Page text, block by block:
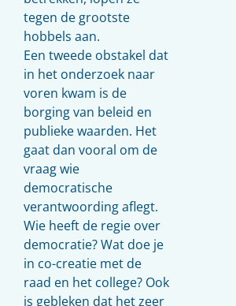
tegen de grootste
hobbels aan.
Een tweede obstakel dat
in het onderzoek naar
voren kwam is de
borging van beleid en
publieke waarden. Het
gaat dan vooral om de
vraag wie
democratische
verantwoording aflegt.
Wie heeft de regie over
democratie? Wat doe je
in co-creatie met de
raad en het college? Ook
is gebleken dat het zeer